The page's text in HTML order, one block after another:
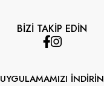
BİZİ TAKİP EDİN
UYGULAMAMIZI İNDİRİN